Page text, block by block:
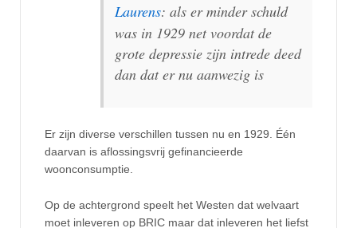
Laurens: als er minder schuld
was in 1929 net voordat de
grote depressie zijn intrede deed
dan dat er nu aanwezig is
Er zijn diverse verschillen tussen nu en 1929. Één
daarvan is aflossingsvrij gefinancieerde
woonconsumptie.
Op de achtergrond speelt het Westen dat welvaart
moet inleveren op BRIC maar dat inleveren het liefst